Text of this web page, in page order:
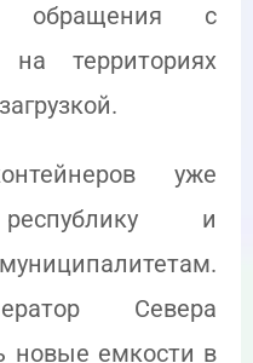
обращения с
на территориях
уже
и
Севера
новые емкости в